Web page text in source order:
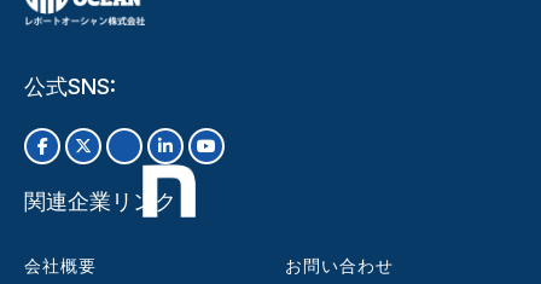
公式SNS:
関連企業リンク
会社概要
お問い合わせ